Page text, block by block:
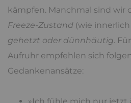
kämpfen. Manchmal sind wir
Freeze-Zustand (wie
gehetzt oder dünnhäutig.
Aufruhr empfehlen sich
Gedankenansätze: